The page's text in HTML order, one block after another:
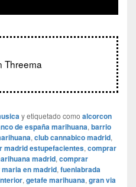
Threema
y etiquetado como alcorcon
de españa marihuana, barrio
, club cannabico madrid,
madrid estupefacientes, comprar
madrid, comprar
en madrid, fuenlabrada
, getafe marihuana, gran via